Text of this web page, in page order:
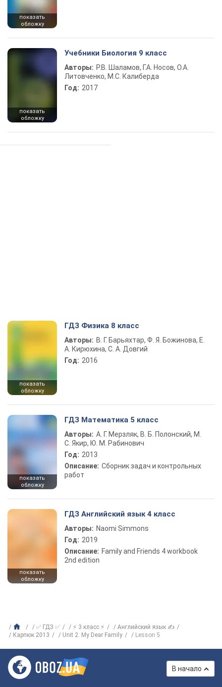
показать
обложку
показать
обложку
Учебники Биология 9 класс
Авторы: Р.В. Шаламов, Г.А. Носов, О.А.
Литовченко, М.С. Калиберда
Год: 2017
показать
обложку
ГДЗ Физика 8 класс
Авторы: В. Г. Барьяхтар, Ф. Я. Божинова, Е.
А. Кирюхина, С. А. Довгий
Год: 2016
показать
обложку
ГДЗ Математика 5 класс
Авторы: А. Г. Мерзляк, В. Б. Полонский, М.
С. Якир, Ю. М. Рабинович
Год: 2013
Описание: Сборник задач и контрольных
работ
показать
обложку
ГДЗ Английский язык 4 класс
Авторы: Naomi Simmons
Год: 2019
Описание: Family and Friends 4 workbook
2nd edition
✅ ГДЗ ✅ ⚡ 3 класс ⚡
Английский язык ✍
Карпюк 2013
Unit 2. My Dear Family Lesson 5
В начало